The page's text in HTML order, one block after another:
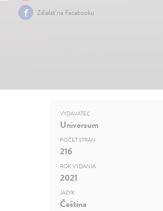
Zdielať na Facebooku
VYDAVATEĽ
Universum
POČET STRÁN
216
ROK VYDANIA
2021
JAZYK
Čeština